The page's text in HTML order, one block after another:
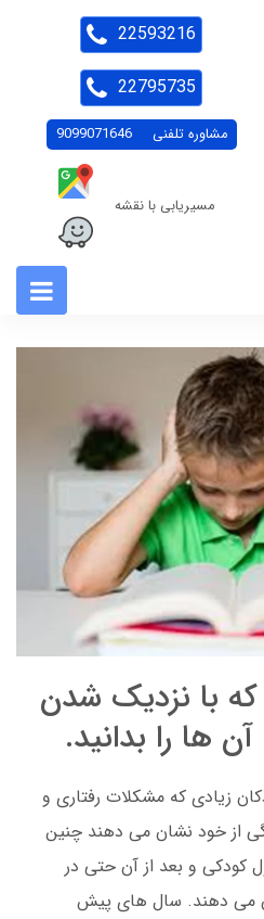
مشاوره تلفنی 9099071646
مسیریابی با نقشه
22593216
22795735
با نزدیک شدن
ها را بدانید.
زیادی که مشکلات رفتاری و
از خود نشان می دهند چنین
کودکی و بعد از آن حتی در
می دهند. سال های پیش